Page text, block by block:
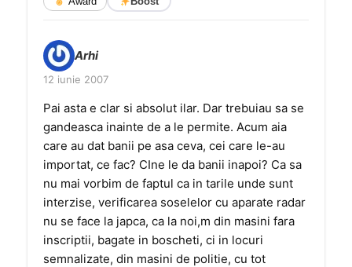
Arhi
12 iunie 2007
Pai asta e clar si absolut ilar. Dar trebuiau sa se
gandeasca inainte de a le permite. Acum aia
care au dat banii pe asa ceva, cei care le-au
importat, ce fac? CIne le da banii inapoi? Ca sa
nu mai vorbim de faptul ca in tarile unde sunt
interzise, verificarea soselelor cu aparate radar
nu se face la japca, ca la noi,m din masini fara
inscriptii, bagate in boscheti, ci in locuri
semnalizate, din masini de politie, cu tot